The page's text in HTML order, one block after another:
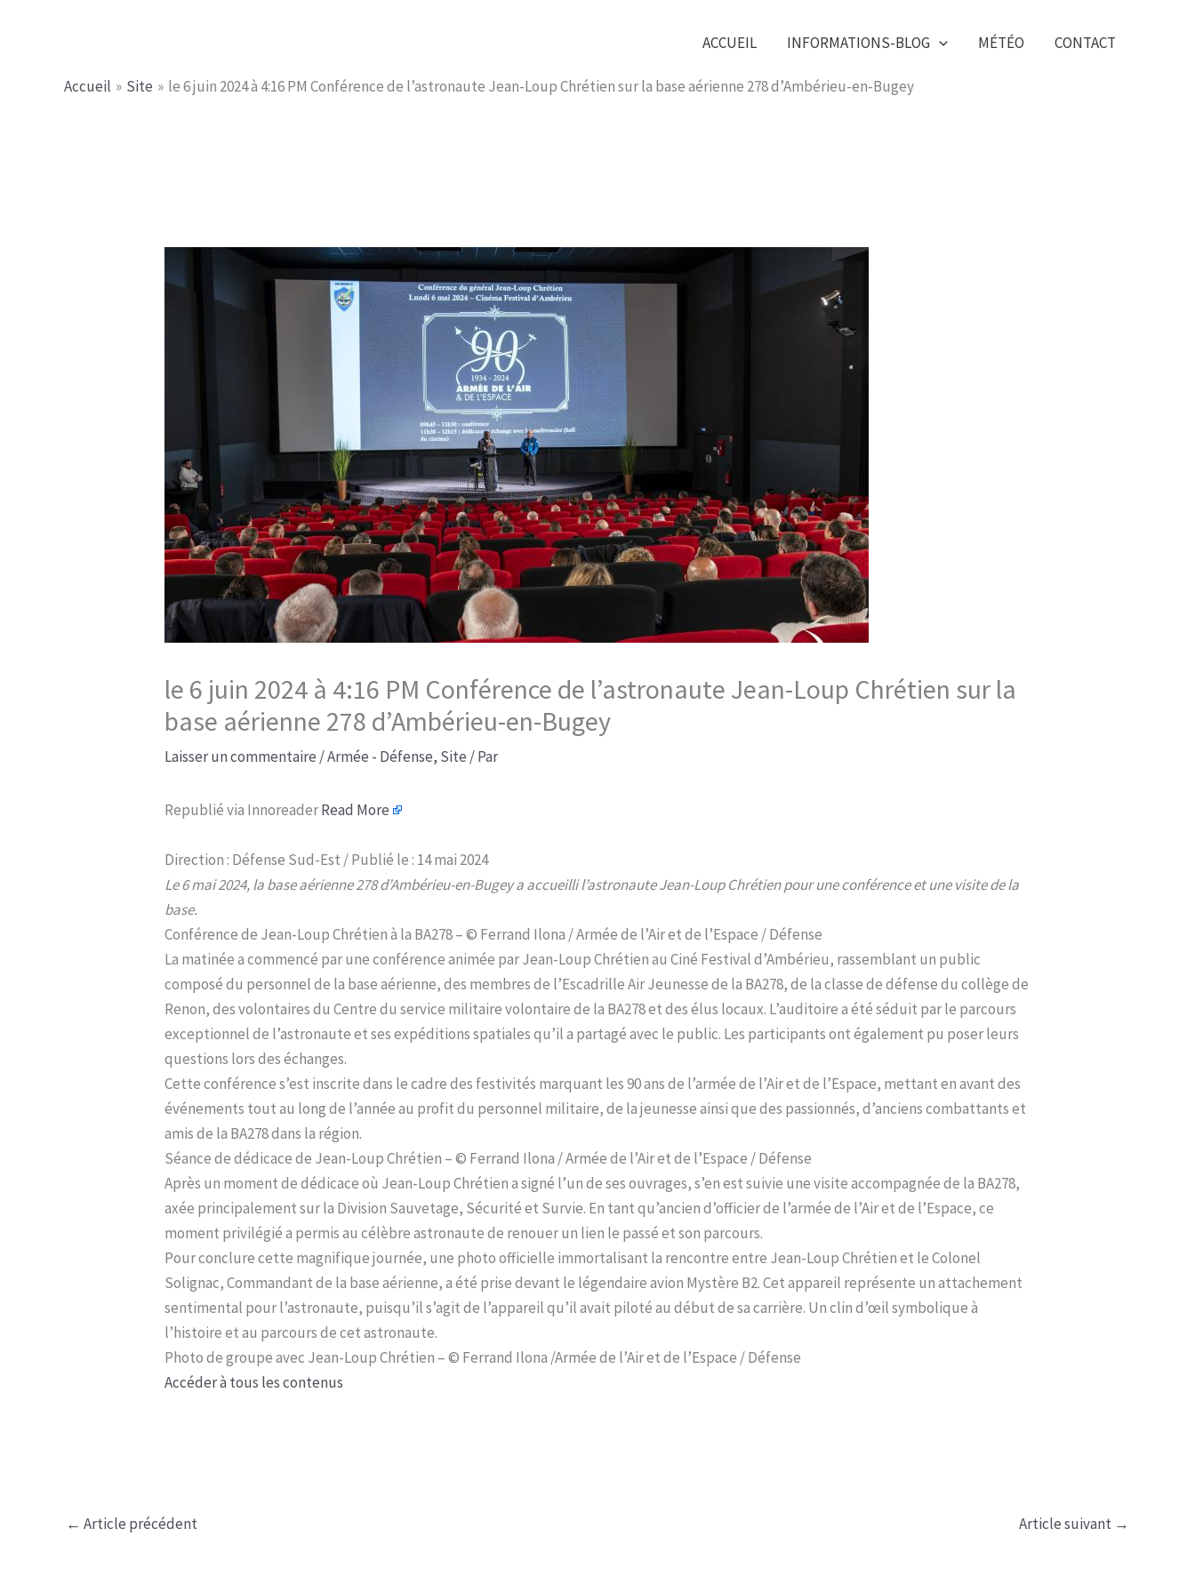
ACCUEIL INFORMATIONS-BLOG MÉTÉO CONTACT
Accueil Site le 6 juin 2024 à 4:16 PM Conférence de l’astronaute Jean-Loup Chrétien sur la base aérienne 278 d’Ambérieu-en-Bugey​
le 6 juin 2024 à 4:16 PM Conférence de l’astronaute Jean-Loup Chrétien sur la
base aérienne 278 d’Ambérieu-en-Bugey​
Laisser un commentaire /Armée - Défense, Site / Par
Republié via InnoreaderRead More
Direction : Défense Sud-Est / Publié le : 14 mai 2024
Le 6 mai 2024, la base aérienne 278 d’Ambérieu-en-Bugey a accueilli l’astronaute Jean-Loup Chrétien pour une conférence et une visite de la
base.
Conférence de Jean-Loup Chrétien à la BA278 – © Ferrand Ilona / Armée de l’Air et de l’Espace / Défense
La matinée a commencé par une conférence animée par Jean-Loup Chrétien au Ciné Festival d’Ambérieu, rassemblant un public
composé du personnel de la base aérienne, des membres de l’Escadrille Air Jeunesse de la BA278, de la classe de défense du collège de
Renon, des volontaires du Centre du service militaire volontaire de la BA278 et des élus locaux. L’auditoire a été séduit par le parcours
exceptionnel de l’astronaute et ses expéditions spatiales qu’il a partagé avec le public. Les participants ont également pu poser leurs
questions lors des échanges.
Cette conférence s’est inscrite dans le cadre des festivités marquant les 90 ans de l’armée de l’Air et de l’Espace, mettant en avant des
événements tout au long de l’année au profit du personnel militaire, de la jeunesse ainsi que des passionnés, d’anciens combattants et
amis de la BA278 dans la région.
Séance de dédicace de Jean-Loup Chrétien – © Ferrand Ilona / Armée de l’Air et de l’Espace / Défense
Après un moment de dédicace où Jean-Loup Chrétien a signé l’un de ses ouvrages, s’en est suivie une visite accompagnée de la BA278,
axée principalement sur la Division Sauvetage, Sécurité et Survie. En tant qu’ancien d’officier de l’armée de l’Air et de l’Espace, ce
moment privilégié a permis au célèbre astronaute de renouer un lien le passé et son parcours.
Pour conclure cette magnifique journée, une photo officielle immortalisant la rencontre entre Jean-Loup Chrétien et le Colonel
Solignac, Commandant de la base aérienne, a été prise devant le légendaire avion Mystère B2. Cet appareil représente un attachement
sentimental pour l’astronaute, puisqu’il s’agit de l’appareil qu’il avait piloté au début de sa carrière. Un clin d’œil symbolique à
l’histoire et au parcours de cet astronaute.
Photo de groupe avec Jean-Loup Chrétien – © Ferrand Ilona /Armée de l’Air et de l’Espace / Défense
Accéder à tous les contenus
← Article précédent Article suivant →